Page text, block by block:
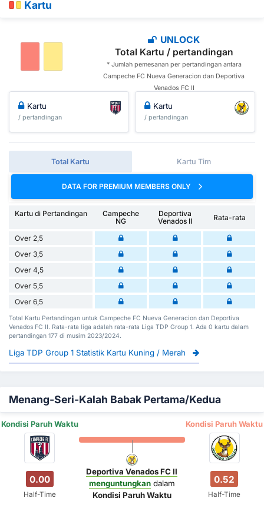
Kartu
UNLOCK
Total Kartu / pertandingan
* Jumlah pemesanan per pertandingan antara
Campeche FC Nueva Generacion dan Deportiva
Venados FC II
Kartu
/ pertandingan
Kartu
/ pertandingan
Total Kartu Kartu Tim
DATA FOR PREMIUM MEMBERS ONLY
Kartu di Pertandingan
Campeche
NG
Deportiva
Venados II
Rata-rata
Over 2,5
Over 3,5
Over 4,5
Over 5,5
Over 6,5
Total Kartu Pertandingan untuk Campeche FC Nueva Generacion dan Deportiva
Venados FC II. Rata-rata liga adalah rata-rata Liga TDP Group 1. Ada 0 kartu dalam
pertandingan 177 di musim 2023/2024.
Liga TDP Group 1 Statistik Kartu Kuning / Merah
Menang-Seri-Kalah Babak Pertama/Kedua
Kondisi Paruh Waktu Kondisi Paruh Waktu
0.00
Half-Time
Deportiva Venados FC II
menguntungkandalam
Kondisi Paruh Waktu
0.52
Half-Time